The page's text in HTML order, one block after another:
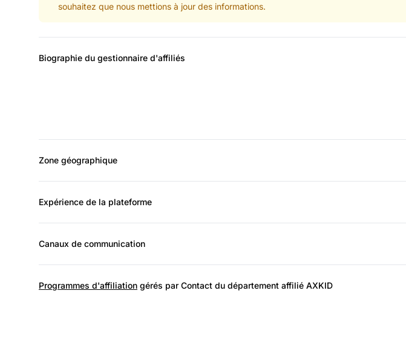
souhaitez que nous mettions à jour des informations.
Biographie du gestionnaire d'affiliés
Zone géographique
Expérience de la plateforme
Canaux de communication
Programmes d'affiliation gérés par Contact du département affilié AXKID